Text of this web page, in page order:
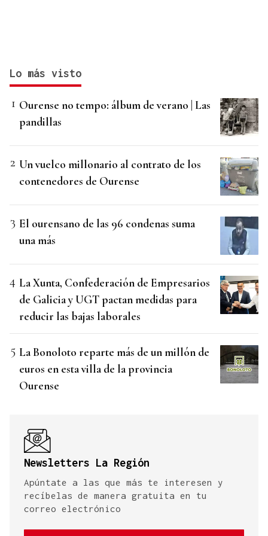
Lo más visto
Ourense no tempo: álbum de verano | Las
pandillas
Un vuelco millonario al contrato de los
contenedores de Ourense
El ourensano de las 96 condenas suma
una más
La Xunta, Confederación de Empresarios
de Galicia y UGT pactan medidas para
reducir las bajas laborales
La Bonoloto reparte más de un millón de
euros en esta villa de la provincia
Ourense
Newsletters La Región
Apúntate a las que más te interesen y
recíbelas de manera gratuita en tu
correo electrónico